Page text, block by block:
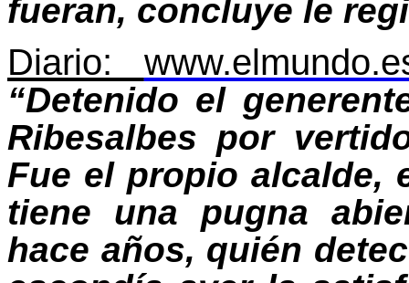
fueran, concluye le
Diario:
“Detenido el
Ribesalbes por
Fue el propio alcalde,
tiene una pugna
hace años, quién